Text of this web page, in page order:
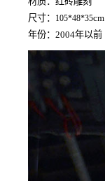
尺寸：
105*48*35cm
年份：2004年以前